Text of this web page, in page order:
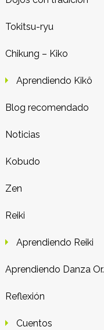
Tokitsu-ryu
Chikung – Kiko
Aprendiendo Kikô
Blog recomendado
Noticias
Kobudo
Zen
Reiki
Aprendiendo Reiki
Aprendiendo Danza Or.
Reflexión
Cuentos